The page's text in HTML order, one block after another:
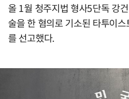
올 1월 청주지법 형사5단독 강
술을 한 혐의로 기소된 타투이
를 선고했다.